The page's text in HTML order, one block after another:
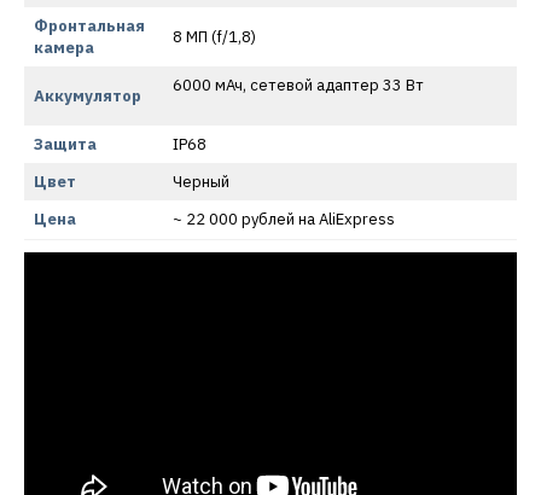
Фронтальная
камера
8 МП (f/1,8)
Аккумулятор
6000 мАч, сетевой адаптер 33 Вт
Защита
IP68
Цвет
Черный
Цена
~ 22 000 рублей на AliExpress